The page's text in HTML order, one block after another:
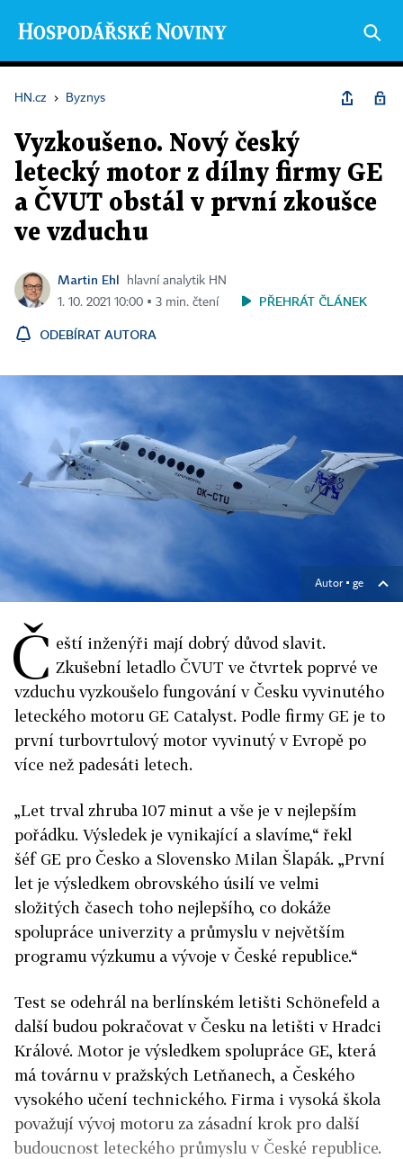
HN.cz › Byznys
Vyzkoušeno. Nový český
letecký motor z dílny firmy GE
a ČVUT obstál v první zkoušce
ve vzduchu
Martin Ehl
hlavní analytik HN
1. 10. 2021 10:00 ▪ 3 min. čtení
PŘEHRÁT ČLÁNEK
ODEBÍRAT AUTORA
Autor ▪ ge
Č eští inženýři mají dobrý důvod slavit.
Zkušební letadlo ČVUT ve čtvrtek poprvé ve
vzduchu vyzkoušelo fungování v Česku vyvinutého
leteckého motoru GE Catalyst. Podle firmy GE je to
první turbovrtulový motor vyvinutý v Evropě po
více než padesáti letech.
„Let trval zhruba 107 minut a vše je v nejlepším
pořádku. Výsledek je vynikající a slavíme,“ řekl
šéf GE pro Česko a Slovensko Milan Šlapák. „První
let je výsledkem obrovského úsilí ve velmi
složitých časech toho nejlepšího, co dokáže
spolupráce univerzity a průmyslu v největším
programu výzkumu a vývoje v České republice.“
Test se odehrál na berlínském letišti Schönefeld a
další budou pokračovat v Česku na letišti v Hradci
Králové. Motor je výsledkem spolupráce GE, která
má továrnu v pražských Letňanech, a Českého
vysokého učení technického. Firma i vysoká škola
považují vývoj motoru za zásadní krok pro další
budoucnost leteckého průmyslu v České republice.